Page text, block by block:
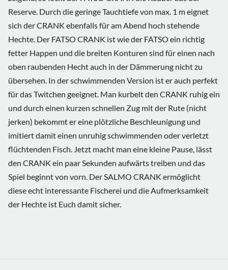
Reserve. Durch die geringe Tauchtiefe von max. 1 m eignet
sich der CRANK ebenfalls für am Abend hoch stehende
Hechte. Der FATSO CRANK ist wie der FATSO ein richtig
fetter Happen und die breiten Konturen sind für einen nach
oben raubenden Hecht auch in der Dämmerung nicht zu
übersehen. In der schwimmenden Version ist er auch perfekt
für das Twitchen geeignet. Man kurbelt den CRANK ruhig ein
und durch einen kurzen schnellen Zug mit der Rute (nicht
jerken) bekommt er eine plötzliche Beschleunigung und
imitiert damit einen unruhig schwimmenden oder verletzt
flüchtenden Fisch. Jetzt macht man eine kleine Pause, lässt
den CRANK ein paar Sekunden aufwärts treiben und das
Spiel beginnt von vorn. Der SALMO CRANK ermöglicht
diese echt interessante Fischerei und die Aufmerksamkeit
der Hechte ist Euch damit sicher.